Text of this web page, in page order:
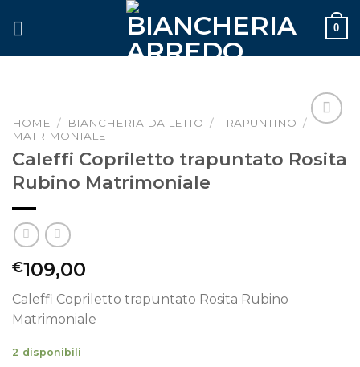
0
alla lista
dei
HOME / BIANCHERIA DA LETTO / TRAPUNTINO /
MATRIMONIALE
Caleffi Copriletto trapuntato Rosita
Rubino Matrimoniale
€109,00
Caleffi Copriletto trapuntato Rosita Rubino
Matrimoniale
2 disponibili